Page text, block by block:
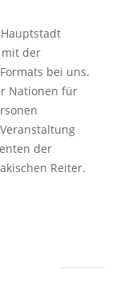
mit der
bei uns.
Nationen für
der
Reiter.